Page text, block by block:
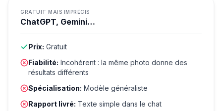
GRATUIT MAIS IMPRÉCIS
ChatGPT, Gemini…
Prix: Gratuit
Fiabilité: Incohérent : la même photo donne des
résultats différents
Spécialisation: Modèle généraliste
Rapport livré: Texte simple dans le chat